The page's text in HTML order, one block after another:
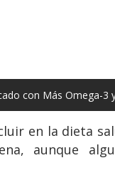
con Más Omega-
en la dieta
aunque